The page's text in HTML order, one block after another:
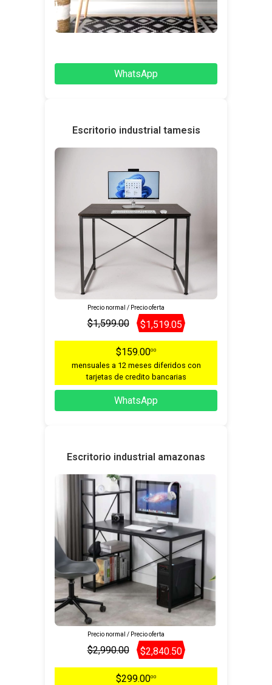
WhatsApp
Escritorio industrial tamesis
Precio normal / Precio oferta
$1,599.00 $1,519.05
$159.0000
mensuales a 12 meses diferidos con
tarjetas de credito bancarias
WhatsApp
Escritorio industrial amazonas
Precio normal / Precio oferta
$2,990.00 $2,840.50
$299.0000